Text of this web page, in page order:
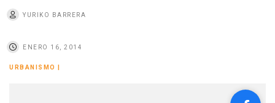
YURIKO BARRERA
ENERO 16, 2014
URBANISMO